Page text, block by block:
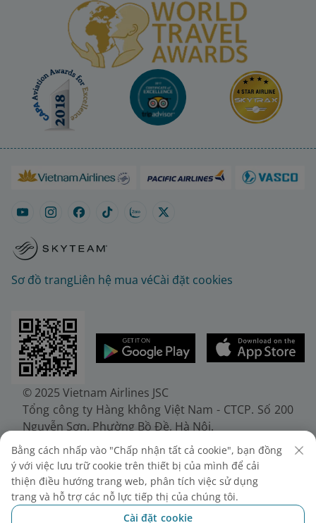
Sơ đồ trangLiên hệ mua véCài đặt cookies
© 2025 Vietnam Airlines JSC
Tổng công ty Hàng không Việt Nam - CTCP. Số 200
Nguyễn Sơn, Phường Bồ Đề, Hà Nội.
Điện thoại: (+84-24) 38272289. Fax: (+84-24)
38722375
Giấy chứng nhận đăng ký doanh nghiệp, mã số
doanh nghiệp 0100107518, đăng ký lần đầu ngày
30/6/2010, đăng ký thay đổi lần thứ 10 ngày
Bằng cách nhấp vào "Chấp nhận tất cả cookie", bạn đồng
ý với việc lưu trữ cookie trên thiết bị của mình để cải
thiện điều hướng trang web, phân tích việc sử dụng
trang và hỗ trợ các nỗ lực tiếp thị của chúng tôi.
Cài đặt cookie